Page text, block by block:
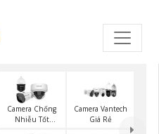
Camera Chống
Nhiễu Tốt
Camera Vantech
Giá Rẻ